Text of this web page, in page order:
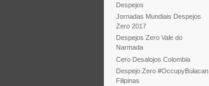
Despejos
Jornadas Mundiais Despejos
Zero 2017
Despejos Zero Vale do
Narmada
Cero Desalojos Colombia
Despejo Zero #OccupyBulacan,
Filipinas